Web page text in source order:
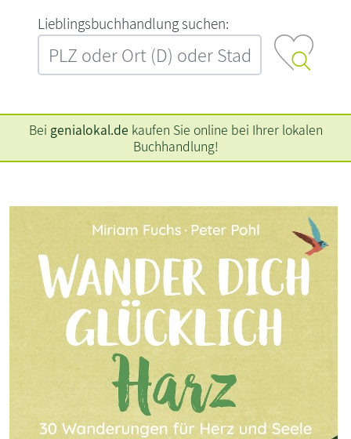
L‍i‍e‍b‍l‍i‍n‍g‍s‍b‍u‍c‍h‍h‍a‍n‍d‍l‍u‍n‍g‍ ‍s‍u‍c‍h‍e‍n‍:‍
Bei genialokal.de kaufen Sie online bei Ihrer lokalen
Buchhandlung!